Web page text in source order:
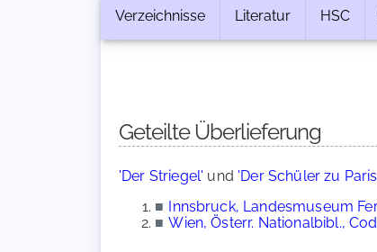
Verzeichnisse Literatur HSC
Geteilte Überlieferung
'Der Striegel' und 'Der Schüler zu
■ Innsbruck, Landesmuseum
■ Wien, Österr. Nationalbibl.,